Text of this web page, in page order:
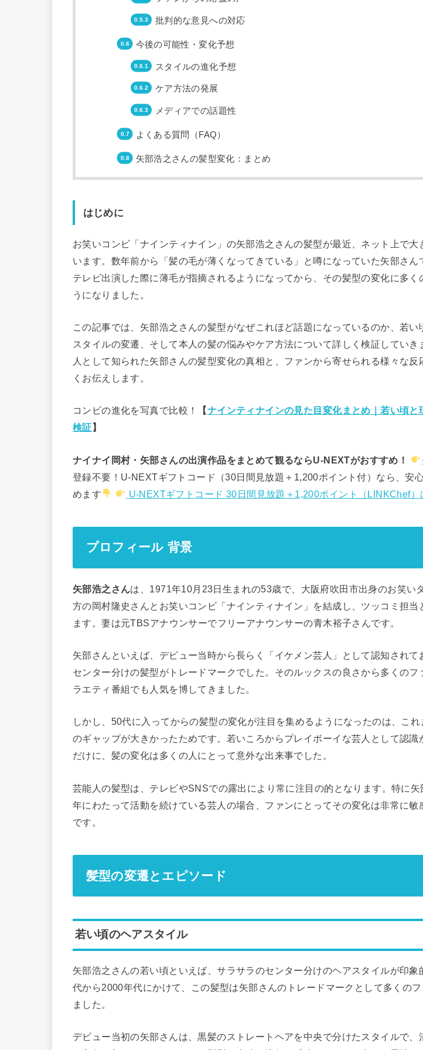
批判的な意見への対応
今後の可能性・変化予想
スタイルの進化予想
ケア方法の発展
メディアでの話題性
よくある質問（FAQ）
矢部浩之さんの髪型変化：まとめ
はじめに
お笑いコンビ「ナインティナイン」の矢部浩之さんの髪型が最近、ネット上で大
います。数年前から「髪の毛が薄くなってきている」と噂になっていた矢部さん
テレビ出演した際に薄毛が指摘されるようになってから、その髪型の変化に多く
うになりました。
この記事では、矢部浩之さんの髪型がなぜこれほど話題になっているのか、若い
スタイルの変遷、そして本人の髪の悩みやケア方法について詳しく検証していき
人として知られた矢部さんの髪型変化の真相と、ファンから寄せられる様々な反
くお伝えします。
コンビの進化を写真で比較！ 【ナインティナインの見た目変化まとめ｜若い頃と
検証 】
ナイナイ岡村・矢部さんの出演作品をまとめて観るならU-NEXTがおすすめ！
登録不要！U-NEXTギフトコード（30日間見放題＋1,200ポイント付）なら、安
めます
U-NEXTギフトコード 30日間見放題＋1,200ポイント（LINKChef）
プロフィール 背景
矢部浩之さんは、1971年10月23日生まれの53歳で、大阪府吹田市出身のお笑い
方の岡村隆史さんとお笑いコンビ「ナインティナイン」を結成し、ツッコミ担当
ます。妻は元TBSアナウンサーでフリーアナウンサーの青木裕子さんです。
矢部さんといえば、デビュー当時から長らく「イケメン芸人」として認知されて
センター分けの髪型がトレードマークでした。そのルックスの良さから多くのフ
ラエティ番組でも人気を博してきました。
しかし、50代に入ってからの髪型の変化が注目を集めるようになったのは、これ
のギャップが大きかったためです。若いころからプレイボーイな芸人として認識
だけに、髪の変化は多くの人にとって意外な出来事でした。
芸能人の髪型は、テレビやSNSでの露出により常に注目の的となります。特に
年にわたって活動を続けている芸人の場合、ファンにとってその変化は非常に敏
です。
髪型の変遷とエピソード
若い頃のヘアスタイル
矢部浩之さんの若い頃といえば、サラサラのセンター分けのヘアスタイルが印象
代から2000年代にかけて、この髪型は矢部さんのトレードマークとして多くの
ました。
デビュー当初の矢部さんは、黒髪のストレートヘアを中央で分けたスタイルで、